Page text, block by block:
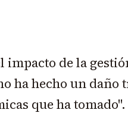
impacto de la
ha hecho un daño
que ha tomado".